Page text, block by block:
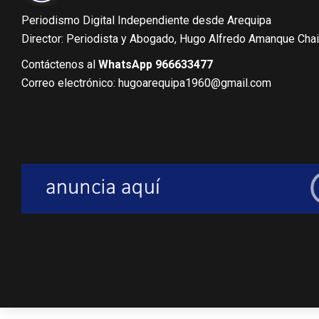
Periodismo Digital Independiente desde Arequipa
Director: Periodista y Abogado, Hugo Alfredo Amanque
Contáctenos al WhatsApp 966633477
Correo electrónico: hugoarequipa1960@gmail.com